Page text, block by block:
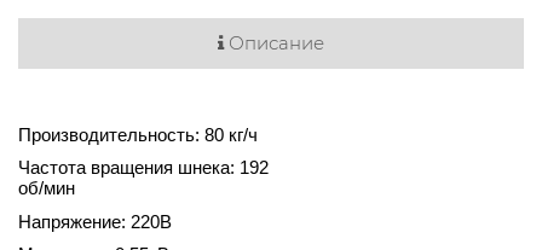
Описание
Производительность: 80 кг/ч
Частота вращения шнека: 192
об/мин
Напряжение: 220В